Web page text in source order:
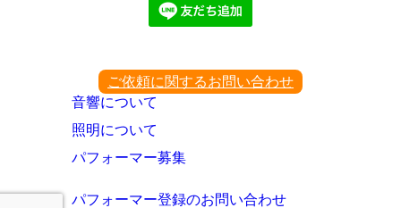
ご依頼に関するお問い合わせ
音響について
照明について
パフォーマー募集
パフォーマー登録のお問い合わせ